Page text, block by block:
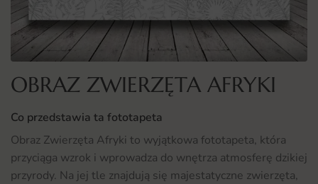
OBRAZ ZWIERZĘTA AFRYKI
Co przedstawia ta fototapeta
Obraz Zwierzęta Afryki to wyjątkowa fototapeta, która
przyciąga wzrok i wprowadza do wnętrza atmosferę dzikiej
przyrody. Na jej tle znajdują się majestatyczne zwierzęta,